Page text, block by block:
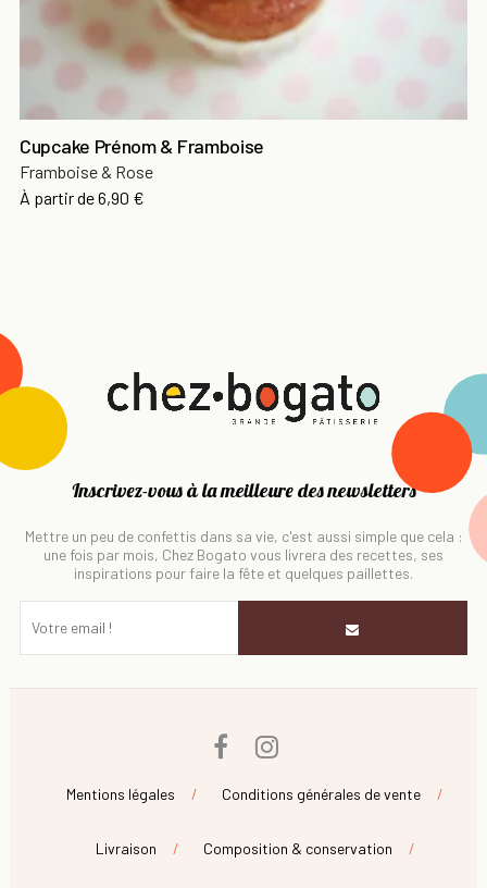
Cupcake Prénom & Framboise
Framboise & Rose
À partir de6,90 €
Inscrivez-vous à la meilleure des newsletters
Mettre un peu de confettis dans sa vie, c'est aussi simple que cela :
une fois par mois, Chez Bogato vous livrera des recettes, ses
inspirations pour faire la fête et quelques paillettes.
Facebook
Mentions légales Conditions générales de vente
Livraison Composition & conservation